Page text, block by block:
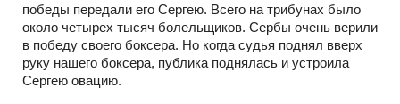
победы передали его Сергею. Всего на трибунах было
около четырех тысяч болельщиков. Сербы очень верили
в победу своего боксера. Но когда судья поднял вверх
руку нашего боксера, публика поднялась и устроила
Сергею овацию.